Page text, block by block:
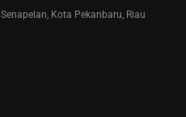
Kota Pekanbaru, Riau